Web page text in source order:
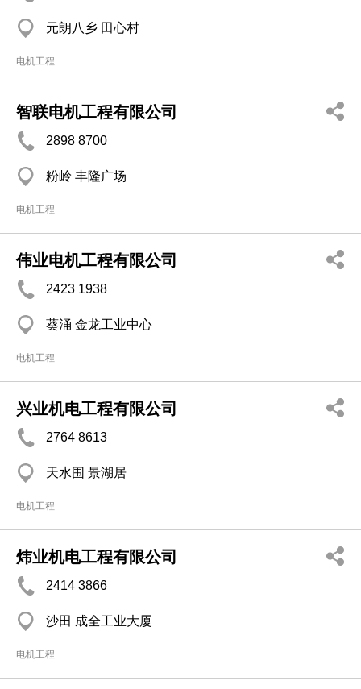
元朗八乡 田心村
电机工程
智联电机工程有限公司
2898 8700
粉岭 丰隆广场
电机工程
伟业电机工程有限公司
2423 1938
葵涌 金龙工业中心
电机工程
兴业机电工程有限公司
2764 8613
天水围 景湖居
电机工程
炜业机电工程有限公司
2414 3866
沙田 成全工业大厦
电机工程